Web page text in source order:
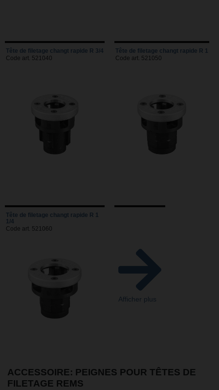
Tête de filetage changt rapide R 3/4
Code art. 521040
Tête de filetage changt rapide R 1
Code art. 521050
Tête de filetage changt rapide R 1
1/4
Code art. 521060
Afficher plus
ACCESSOIRE: PEIGNES POUR TÊTES DE
FILETAGE REMS